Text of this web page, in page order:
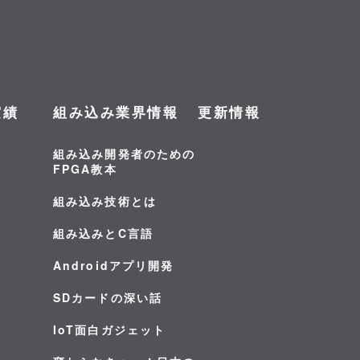
組み込み業界情報
組み込み開発者のための
FPGA教本
組み込み技術とは
組み込みとC言語
Androidアプリ開発
SDカードの深い話
IoT面白ガジェット
更新情報